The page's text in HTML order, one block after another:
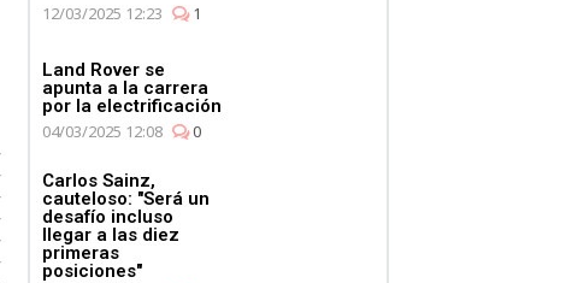
12/03/2025 12:23
1
Land Rover se
apunta a la carrera
por la electrificación
04/03/2025 12:08
0
Carlos Sainz,
cauteloso: "Será un
desafío incluso
llegar a las diez
primeras
posiciones"